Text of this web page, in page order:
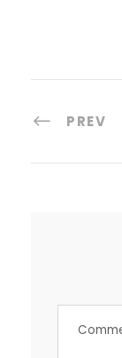
PREV